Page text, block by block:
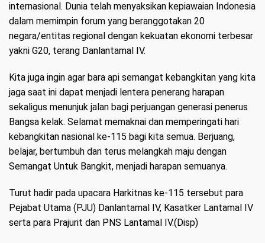
internasional. Dunia telah menyaksikan kepiawaian Indonesia
dalam memimpin forum yang beranggotakan 20
negara/entitas regional dengan kekuatan ekonomi terbesar
yakni G20, terang Danlantamal IV.
Kita juga ingin agar bara api semangat kebangkitan yang kita
jaga saat ini dapat menjadi lentera penerang harapan
sekaligus menunjuk jalan bagi perjuangan generasi penerus
Bangsa kelak. Selamat memaknai dan memperingati hari
kebangkitan nasional ke-115 bagi kita semua. Berjuang,
belajar, bertumbuh dan terus melangkah maju dengan
Semangat Untuk Bangkit, menjadi harapan semuanya.
Turut hadir pada upacara Harkitnas ke-115 tersebut para
Pejabat Utama (PJU) Danlantamal IV, Kasatker Lantamal IV
serta para Prajurit dan PNS Lantamal IV.(Disp)